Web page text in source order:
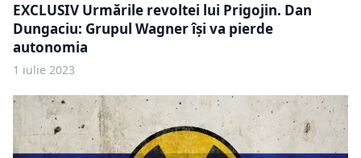
EXCLUSIV Urmările revoltei lui Prigojin. Dan
Dungaciu: Grupul Wagner îşi va pierde
autonomia
1 iulie 2023